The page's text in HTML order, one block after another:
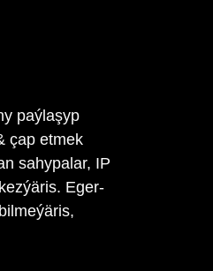
paýlaşyp
çap etmek
sahypalar, IP
Eger-